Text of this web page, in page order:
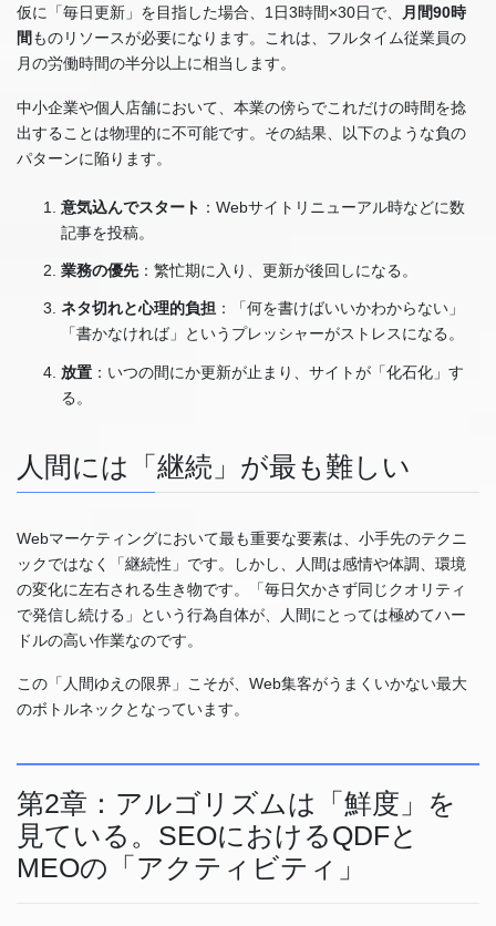
仮に「毎日更新」を目指した場合、1日3時間×30日で、
月間90時
間 ものリソースが必要になります。これは、フルタイム従業員の
月の労働時間の半分以上に相当します。
中小企業や個人店舗において、本業の傍らでこれだけの時間を捻
出することは物理的に不可能です。その結果、以下のような負の
パターンに陥ります。
意気込んでスタート ：Webサイトリニューアル時などに数
記事を投稿。
業務の優先：繁忙期に入り、更新が後回しになる。
ネタ切れと心理的負担 ：「何を書けばいいかわからない」
「書かなければ」というプレッシャーがストレスになる。
放置 ：いつの間にか更新が止まり、サイトが「化石化」す
る。
人間には「継続」が最も難しい
Webマーケティングにおいて最も重要な要素は、小手先のテクニ
ックではなく「継続性」です。しかし、人間は感情や体調、環境
の変化に左右される生き物です。「毎日欠かさず同じクオリティ
で発信し続ける」という行為自体が、人間にとっては極めてハー
ドルの高い作業なのです。
この「人間ゆえの限界」こそが、Web集客がうまくいかない最大
のボトルネックとなっています。
第2章：アルゴリズムは「鮮度」を
見ている。SEOにおけるQDFと
MEOの「アクティビティ」